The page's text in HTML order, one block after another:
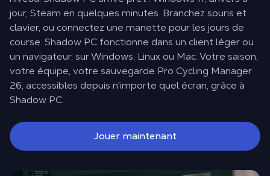
jour, Steam en quelques minutes. Branchez souris et
clavier, ou connectez une manette pour les jours de
course. Shadow PC fonctionne dans un client léger ou
un navigateur, sur Windows, Linux ou Mac. Votre saison,
votre équipe, votre sauvegarde Pro Cycling Manager
26, accessibles depuis n'importe quel écran, grâce à
Shadow PC.
Jouer maintenant